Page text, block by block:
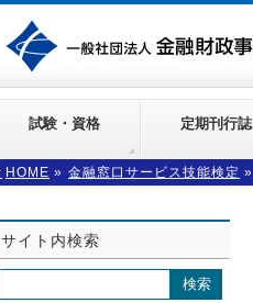
試験・資格 定期刊行誌
HOME » 金融窓口サービス技能検定 »
サイト内検索